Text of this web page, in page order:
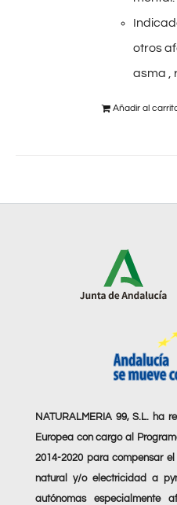
otros
asma ,
Añadir al
NATURALMERIA 99, S.L. ha
Europea con cargo al
2014-2020 para compensar
natural y/o electricidad a
autónomas especialmente